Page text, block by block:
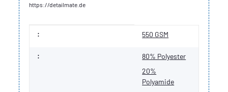
https://detailmate.de
Valeur
Fabricant
: 550 GSM
:
80% Polyester
20%
Polyamide